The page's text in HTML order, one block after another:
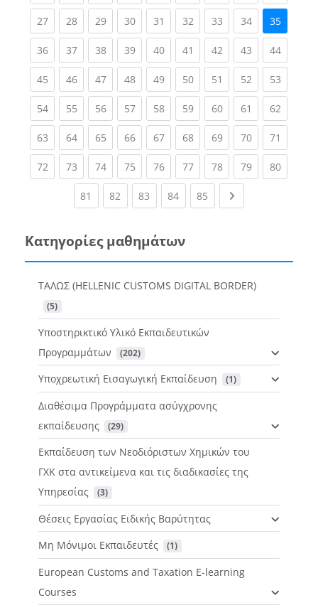
27(current)
28(current)
29(current)
30(current)
31 (current)
32(current)
33(current)
34(current)
35
36(current)
37(current)
38(current)
39(current)
40(current)
41 (current)
42(current)
43(current)
44
45(current)
46(current)
47(current)
48(current)
49(current)
50(current)
51 (current)
52(current)
53
54(current)
55(current)
56(current)
57(current)
58(current)
59(current)
60(current)
61 (current)
62
63(current)
64(current)
65(current)
66(current)
67(current)
68(current)
69(current)
70(current)
71
72(current)
73(current)
74(current)
75(current)
76(current)
77(current)
78(current)
79(current)
80
81 (current)
82 (current)
83 (current)
84(current)
85 (current)Next page
Κατηγορίες μαθημάτων
ΤΑΛΩΣ (HELLENIC CUSTOMS DIGITAL BORDER)
(5)
Υποστηρικτικό Υλικό Εκπαιδευτικών
Προγραμμάτων
(202)
Υποχρεωτική Εισαγωγική Εκπαίδευση (1)
Διαθέσιμα Προγράμματα ασύγχρονης
εκπαίδευσης
(29)
Εκπαίδευση των Νεοδιόριστων Χημικών του
ΓΧΚ στα αντικείμενα και τις διαδικασίες της
Υπηρεσίας
(3)
Θέσεις Εργασίας Ειδικής Βαρύτητας
Μη Μόνιμοι Εκπαιδευτές
(1)
European Customs and Taxation E-learning
Courses